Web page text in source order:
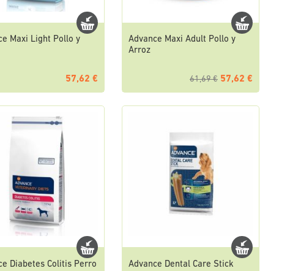
Maxi Light Pollo y
57,62 €
Advance Maxi Adult Pollo y
Arroz
61,69 € 57,62 €
Diabetes Colitis Perro Advance Dental Care Stick